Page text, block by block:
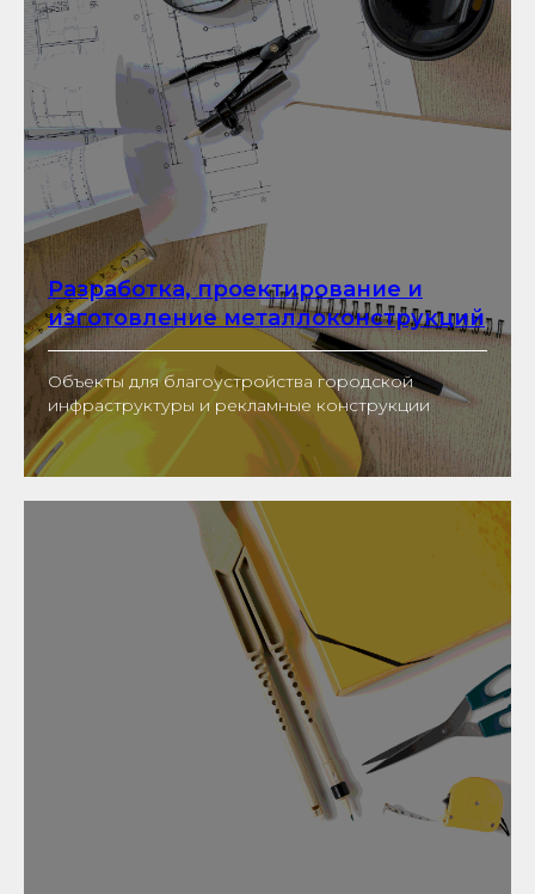
Разработка, проектирование и
изготовление металлоконструкций
Объекты для благоустройства городской
инфраструктуры и рекламные конструкции